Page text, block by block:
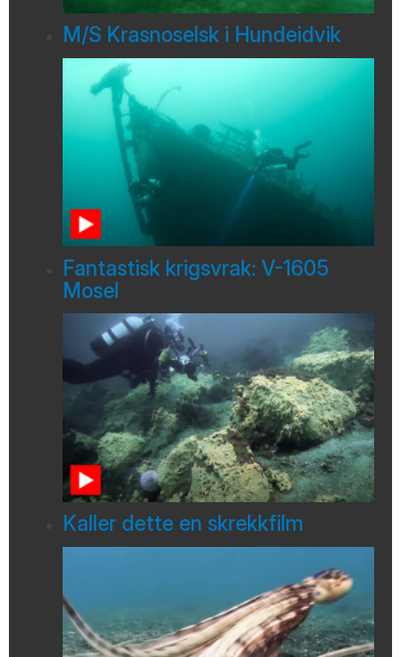
M/S Krasnoselsk i Hundeidvik
Fantastisk krigsvrak: V-1605
Mosel
Kaller dette en skrekkfilm